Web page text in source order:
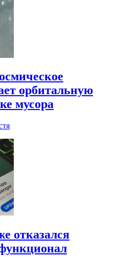
орбитальную
мусора
отказался